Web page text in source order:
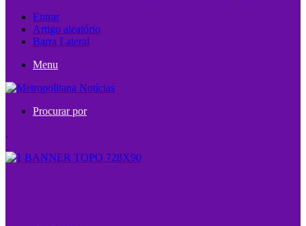
Entrar
Artigo aleatório
Barra Lateral
Menu
Procurar por
.